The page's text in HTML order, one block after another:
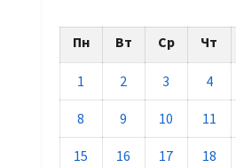
Пн Вт Ср Чт
1 2 3 4
8 9 10 11
15 16 17 18